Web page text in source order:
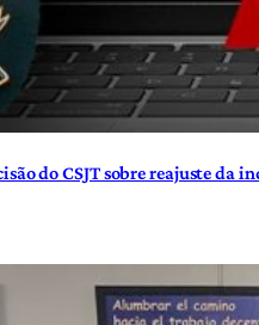
do CSJT sobre reajuste da